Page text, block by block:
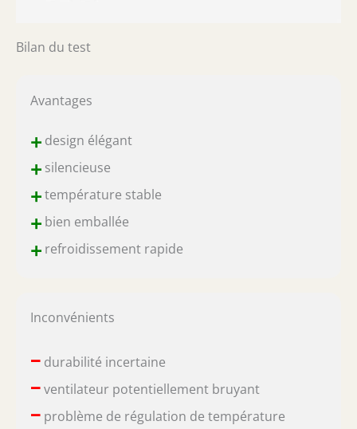
Bilan du test
Avantages
+design élégant
+silencieuse
+température stable
+bien emballée
+refroidissement rapide
Inconvénients
–durabilité incertaine
–ventilateur potentiellement bruyant
–problème de régulation de température